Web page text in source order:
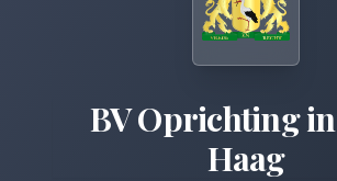
BV Oprichtingin
Haag